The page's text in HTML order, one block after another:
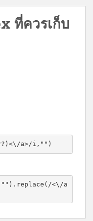
ที่ควรเก็บ
a>/i,"")
<\/a